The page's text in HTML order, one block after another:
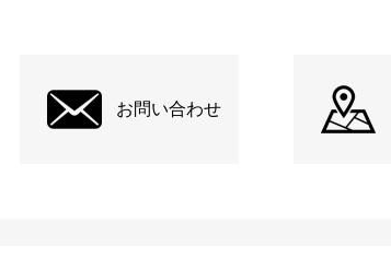
お問い合わせ